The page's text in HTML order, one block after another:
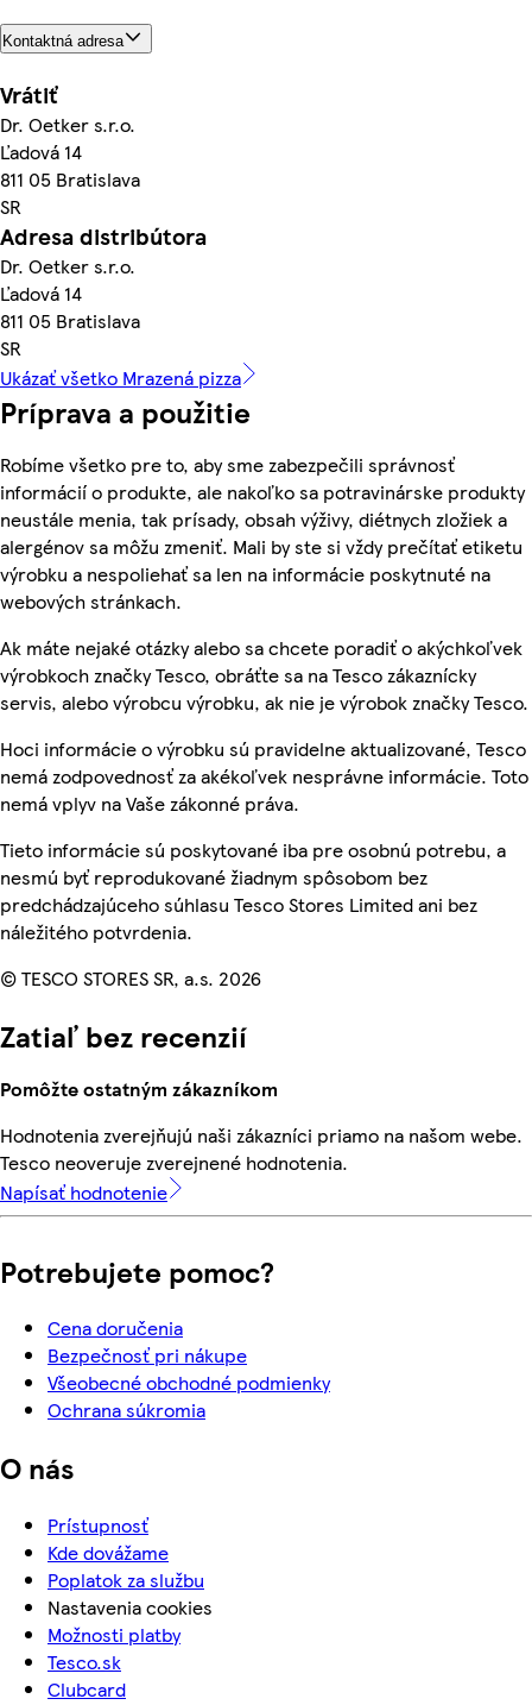
Kontaktná adresa
Vrátiť
Dr. Oetker s.r.o.
Ľadová 14
811 05 Bratislava
SR
Adresa distribútora
Dr. Oetker s.r.o.
Ľadová 14
811 05 Bratislava
SR
Ukázať všetko Mrazená pizza
Príprava a použitie
Robíme všetko pre to, aby sme zabezpečili správnosť
informácií o produkte, ale nakoľko sa potravinárske produkty
neustále menia, tak prísady, obsah výživy, diétnych zložiek a
alergénov sa môžu zmeniť. Mali by ste si vždy prečítať etiketu
výrobku a nespoliehať sa len na informácie poskytnuté na
webových stránkach.
Ak máte nejaké otázky alebo sa chcete poradiť o akýchkoľvek
výrobkoch značky Tesco, obráťte sa na Tesco zákaznícky
servis, alebo výrobcu výrobku, ak nie je výrobok značky Tesco.
Hoci informácie o výrobku sú pravidelne aktualizované, Tesco
nemá zodpovednosť za akékoľvek nesprávne informácie. Toto
nemá vplyv na Vaše zákonné práva.
Tieto informácie sú poskytované iba pre osobnú potrebu, a
nesmú byť reprodukované žiadnym spôsobom bez
predchádzajúceho súhlasu Tesco Stores Limited ani bez
náležitého potvrdenia.
© TESCO STORES SR, a.s. 2026
Zatiaľ bez recenzií
Pomôžte ostatným zákazníkom
Hodnotenia zverejňujú naši zákazníci priamo na našom webe.
Tesco neoveruje zverejnené hodnotenia.
Napísať hodnotenie
Potrebujete pomoc?
Cena doručenia
Bezpečnosť pri nákupe
Všeobecné obchodné podmienky
Ochrana súkromia
O nás
Prístupnosť
Kde dovážame
Poplatok za službu
Nastavenia cookies
Možnosti platby
Tesco.sk
Clubcard